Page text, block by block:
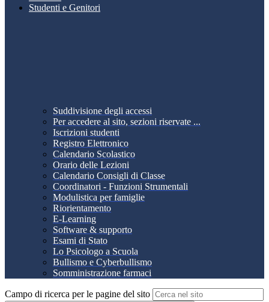
Studenti e Genitori
Suddivisione degli accessi
Per accedere al sito, sezioni riservate ...
Iscrizioni studenti
Registro Elettronico
Calendario Scolastico
Orario delle Lezioni
Calendario Consigli di Classe
Coordinatori - Funzioni Strumentali
Modulistica per famiglie
Riorientamento
E-Learning
Software & supporto
Esami di Stato
Lo Psicologo a Scuola
Bullismo e Cyberbullismo
Somministrazione farmaci
Campo di ricerca per le pagine del sito